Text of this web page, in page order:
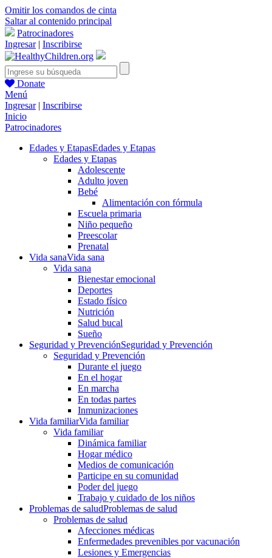
Omitir los comandos de cinta
Saltar al contenido principal
Patrocinadores
Ingresar| Inscribirse
Donate
Menú
Ingresar| Inscribirse
Inicio
Patrocinadores
Edades y EtapasEdades y Etapas
Edades y Etapas
Adolescente
Adulto joven
Bebé
Alimentación con fórmula
Escuela primaria
Niño pequeño
Preescolar
Prenatal
Vida sanaVida sana
Vida sana
Bienestar emocional
Deportes
Estado físico
Nutrición
Salud bucal
Sueño
Seguridad y PrevenciónSeguridad y Prevención
Seguridad y Prevención
Durante el juego
En el hogar
En marcha
En todas partes
Inmunizaciones
Vida familiarVida familiar
Vida familiar
Dinámica familiar
Hogar médico
Medios de comunicación
Participe en su comunidad
Poder del juego
Trabajo y cuidado de los niños
Problemas de saludProblemas de salud
Problemas de salud
Afecciones médicas
Enfermedades prevenibles por vacunación
Lesiones y Emergencias